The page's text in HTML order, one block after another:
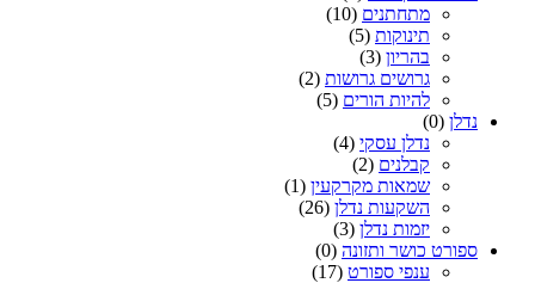
מתחתנים (10)
תינוקות (5)
בהריון (3)
גרושים גרושות (2)
להיות הורים (5)
נדלן (0)
נדלן עסקי (4)
קבלנים (2)
שמאות מקרקעין (1)
השקעות נדלן (26)
יזמות נדלן (3)
ספורט כושר ותזונה (0)
ענפי ספורט (17)